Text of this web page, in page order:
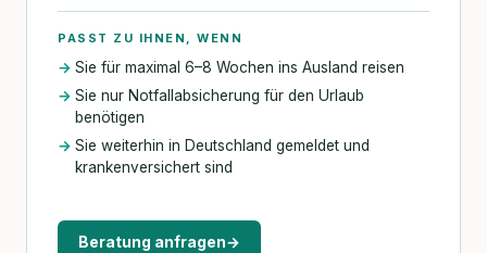
PASST ZU IHNEN, WENN
Sie für maximal 6–8 Wochen ins Ausland reisen
Sie nur Notfallabsicherung für den Urlaub
benötigen
Sie weiterhin in Deutschland gemeldet und
krankenversichert sind
Beratung anfragen→